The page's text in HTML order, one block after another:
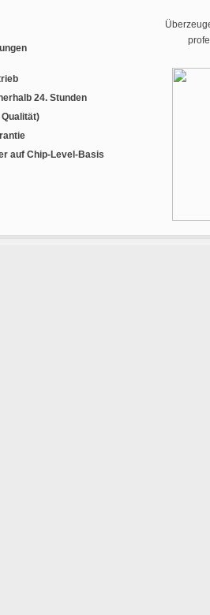
24. Stunden
auf Chip-Level-Basis